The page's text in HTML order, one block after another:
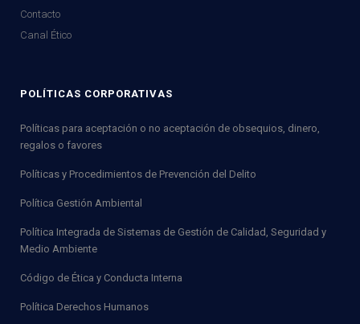
Contacto
Canal Ético
POLÍTICAS CORPORATIVAS
Políticas para aceptación o no aceptación de obsequios, dinero,
regalos o favores
Políticas y Procedimientos de Prevención del Delito
Política Gestión Ambiental
Política Integrada de Sistemas de Gestión de Calidad, Seguridad y
Medio Ambiente
Código de Ética y Conducta Interna
Política Derechos Humanos